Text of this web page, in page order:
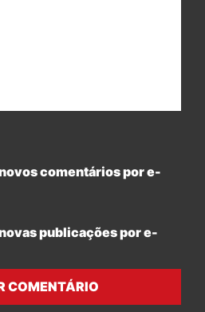
comentários por e-
publicações por e-
COMENTÁRIO